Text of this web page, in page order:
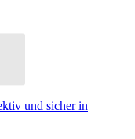
und sicher in